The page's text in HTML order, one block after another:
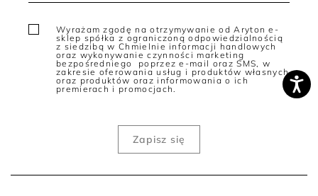
Wyrażam zgodę na otrzymywanie od Aryton e-
sklep spółka z ograniczoną odpowiedzialnością
z siedzibą w Chmielnie informacji handlowych
oraz wykonywanie czynności marketing
bezpośredniego poprzez e-mail oraz SMS, w
zakresie oferowania usług i produktów własnych
oraz produktów oraz informowania o ich
premierach i promocjach.